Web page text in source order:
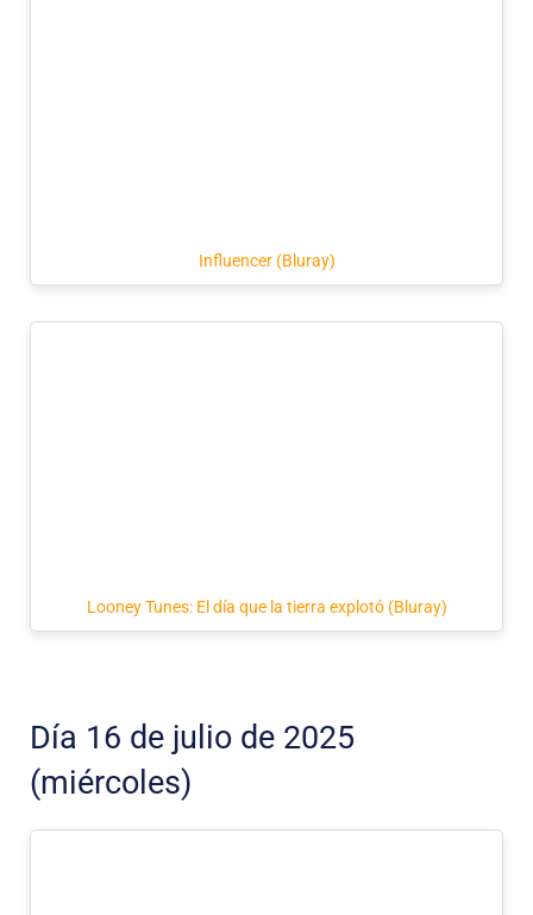
Influencer (Bluray)
Looney Tunes: El día que la tierra explotó (Bluray)
Día 16 de julio de 2025
(miércoles)